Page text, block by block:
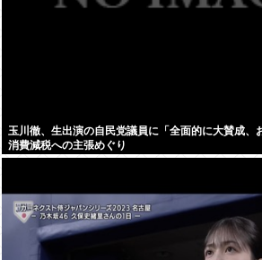
玉川徹、生出演の自民党議員に「全面的に大賛成
消費減税への主張めぐり